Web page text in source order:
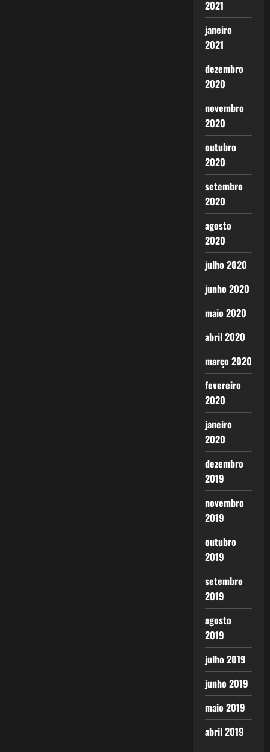
2021
janeiro
2021
dezembro
2020
novembro
2020
outubro
2020
setembro
2020
agosto
2020
julho 2020
junho 2020
maio 2020
abril 2020
março 2020
fevereiro
2020
janeiro
2020
dezembro
2019
novembro
2019
outubro
2019
setembro
2019
agosto
2019
julho 2019
junho 2019
maio 2019
abril 2019